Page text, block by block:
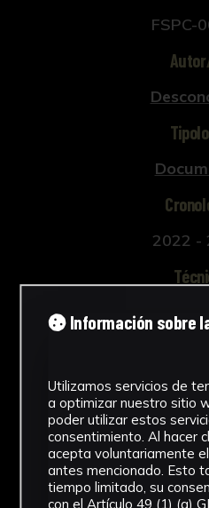
FSPC-
2022 -
CICUS. Edificio
Ver
Información sobre
Utilizamos servicios de
a optimizar nuestro sitio
poder utilizar estos
consentimiento. Al hacer
acepta voluntariamente
antes mencionado. Esto
tiempo limitado, su
con el Artículo 49 (1) (a)